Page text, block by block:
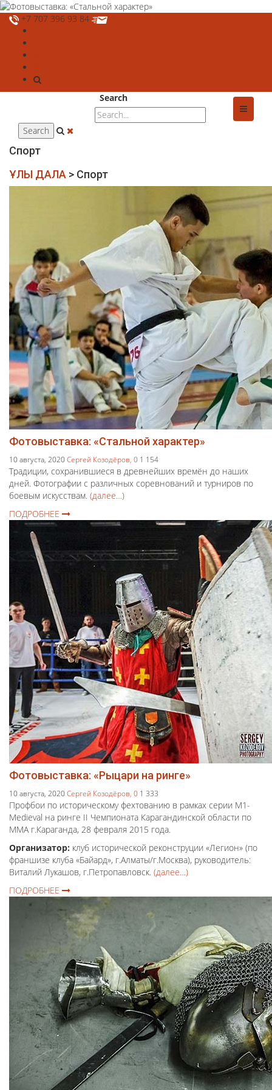
+7 707 396 93 84
Search
Спорт
ҰЛЫ ДАЛА > Спорт
Фотовыставка: «Стальной характер»
10 августа, 2020Сергей Козодёров, 0 1 154
Традиции, сохранившиеся в древнейших времён до наших
дней. Фотографии с различных соревнований и турниров по
боевым искусствам. (далее…)
ПОДРОБНЕЕ
Фотовыставка: «Рыцари на ринге»
10 августа, 2020Сергей Козодёров, 0 1 333
Профбои по историческому фехтованию в рамках серии M1-
Medieval на ринге II Чемпионата Карагандинской области по
ММА г.Караганда, 28 февраля 2015 года.
Организатор: клуб исторической реконструции «Легион» (по
франшизе клуба «Байард», г.Алматы/г.Москва), руководитель:
Виталий Лукашов, г.Петропавловск. (далее…)
ПОДРОБНЕЕ